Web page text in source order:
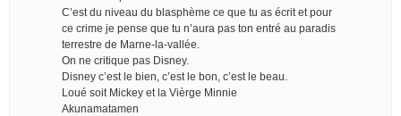
C’est du niveau du blasphème ce que tu as écrit et pour
ce crime je pense que tu n’aura pas ton entré au paradis
terrestre de Marne-la-vallée.
On ne critique pas Disney.
Disney c’est le bien, c’est le bon, c’est le beau.
Loué soit Mickey et la Vièrge Minnie
Akunamatamen